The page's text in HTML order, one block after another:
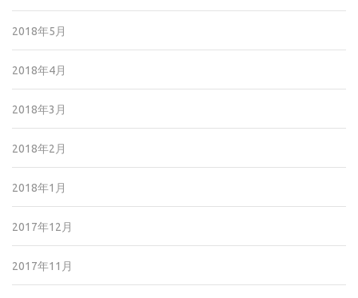
2018年5月
2018年4月
2018年3月
2018年2月
2018年1月
2017年12月
2017年11月